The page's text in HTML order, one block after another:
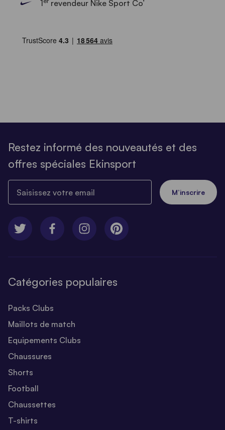
1 revendeur Nike Sport Co’
Restez informé des nouveautés et des
offres spéciales Ekinsport
M’inscrire
Catégories populaires
Packs Clubs
Maillots de match
Equipements Clubs
Chaussures
Shorts
Football
Chaussettes
T-shirts